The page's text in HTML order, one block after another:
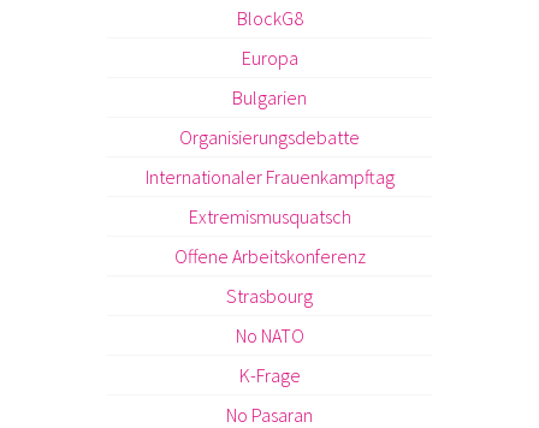
BlockG8
Europa
Bulgarien
Organisierungsdebatte
Internationaler Frauenkampftag
Extremismusquatsch
Offene Arbeitskonferenz
Strasbourg
No NATO
K-Frage
No Pasaran